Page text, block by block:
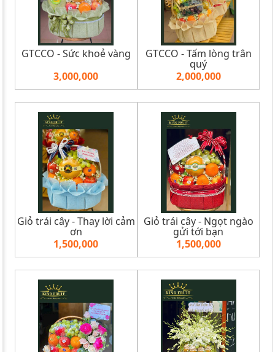
GTCCO - Sức khoẻ vàng
3,000,000
GTCCO - Tấm lòng trân
quý
2,000,000
Giỏ trái cây - Thay lời cảm
ơn
1,500,000
Giỏ trái cây - Ngọt ngào
gửi tới bạn
1,500,000